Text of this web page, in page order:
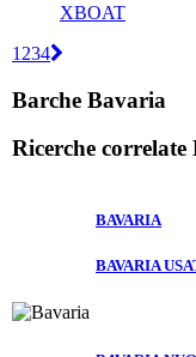
XBOAT
1 234
Barche Bavaria
Ricerche correlate
BAVARIA
BAVARIA